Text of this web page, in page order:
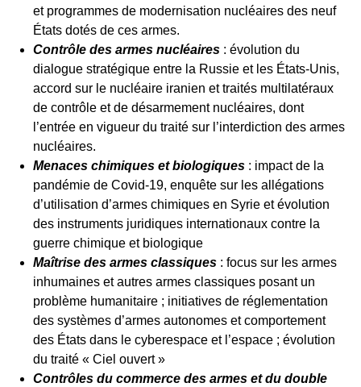
et programmes de modernisation nucléaires des neuf
États dotés de ces armes.
Contrôle des armes nucléaires : évolution du
dialogue stratégique entre la Russie et les États-Unis,
accord sur le nucléaire iranien et traités multilatéraux
de contrôle et de désarmement nucléaires, dont
l’entrée en vigueur du traité sur l’interdiction des armes
nucléaires.
Menaces chimiques et biologiques : impact de la
pandémie de Covid-19, enquête sur les allégations
d’utilisation d’armes chimiques en Syrie et évolution
des instruments juridiques internationaux contre la
guerre chimique et biologique
Maîtrise des armes classiques : focus sur les armes
inhumaines et autres armes classiques posant un
problème humanitaire ; initiatives de réglementation
des systèmes d’armes autonomes et comportement
des États dans le cyberespace et l’espace ; évolution
du traité « Ciel ouvert »
Contrôles du commerce des armes et du double